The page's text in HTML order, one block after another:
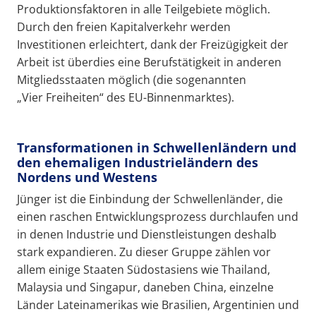
Produktionsfaktoren in alle Teilgebiete möglich.
Durch den freien Kapitalverkehr werden
Investitionen erleichtert, dank der Freizügigkeit der
Arbeit ist überdies eine Berufstätigkeit in anderen
Mitgliedsstaaten möglich (die sogenannten
„Vier Freiheiten“ des EU-Binnenmarktes).
Transformationen in Schwellenländern und
den ehemaligen Industrieländern des
Nordens und Westens
Jünger ist die Einbindung der Schwellenländer, die
einen raschen Entwicklungsprozess durchlaufen und
in denen Industrie und Dienstleistungen deshalb
stark expandieren. Zu dieser Gruppe zählen vor
allem einige Staaten Südostasiens wie Thailand,
Malaysia und Singapur, daneben China, einzelne
Länder Lateinamerikas wie Brasilien, Argentinien und